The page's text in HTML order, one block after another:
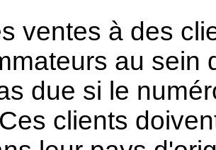
ventes à des
au sein
due si le
clients